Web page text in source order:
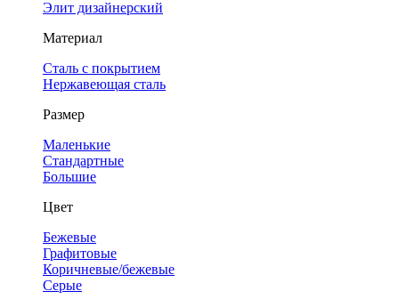
Элит дизайнерский
Материал
Сталь с покрытием
Нержавеющая сталь
Размер
Маленькие
Стандартные
Большие
Цвет
Бежевые
Графитовые
Коричневые/бежевые
Серые